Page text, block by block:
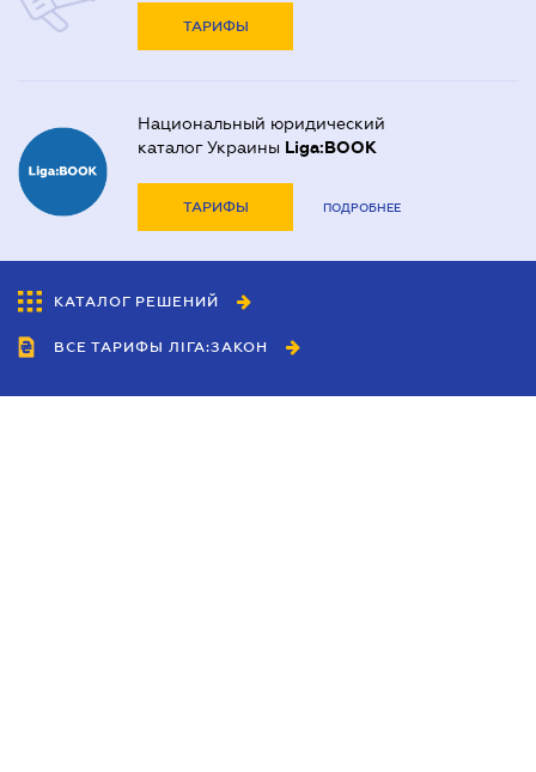
ТАРИФЫ
Национальный юридический
каталог Украины Liga:BOOK
ТАРИФЫ ПОДРОБНЕЕ
КАТАЛОГ РЕШЕНИЙ
ВСЕ ТАРИФЫ ЛІГА:ЗАКОН